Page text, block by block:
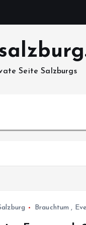
Seite Salzburgs
Brauchtum ,